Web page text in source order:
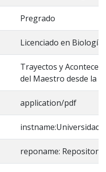
Pregrado
Licenciado en Biología
Trayectos y
del Maestro desde la
application/pdf
instname:Universidad
reponame: